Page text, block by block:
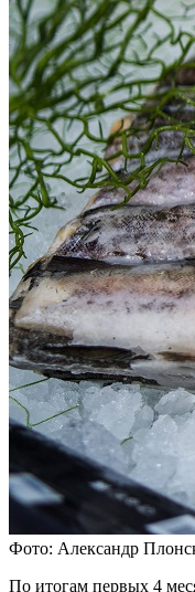
Фото: Александр
По итогам первых 4